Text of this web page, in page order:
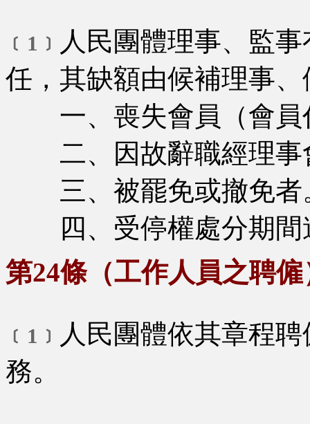
﹝1﹞ 人民團體理事、監
任，其缺額由候補理事
一、喪失會員（會員
二、因故辭職經理事
三、被罷免或撤免者
四、受停權處分期間
第24條（工作人員之聘僱
﹝1﹞ 人民團體依其章程
務。